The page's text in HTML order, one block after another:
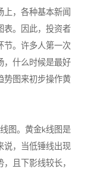
上，各种基本新闻
表。因此，投资者
节。许多人第一次
，什么时候是最好
势图来初步操作黄
图。黄金k线图是
说，当低锤线出现
且下影线较长，